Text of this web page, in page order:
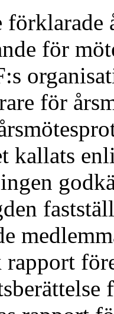
förklarade
för
för
kallats